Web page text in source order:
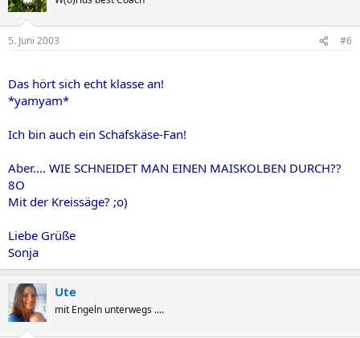
5. Juni 2003 #6
Das hört sich echt klasse an!
*yamyam*
Ich bin auch ein Schafskäse-Fan!
Aber.... WIE SCHNEIDET MAN EINEN MAISKOLBEN DURCH??
8O
Mit der Kreissäge? ;o)
Liebe Grüße
Sonja
Ute
mit Engeln unterwegs ....